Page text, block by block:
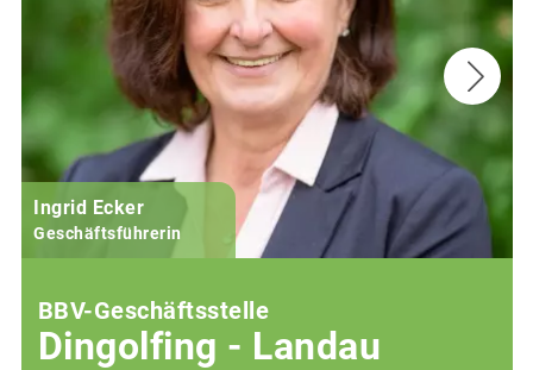
Ingrid Ecker
Geschäftsführerin
BBV-Geschäftsstelle
Dingolfing - Landau